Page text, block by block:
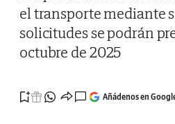
el transporte mediante
solicitudes se podrán
octubre de 2025
Añádenos en